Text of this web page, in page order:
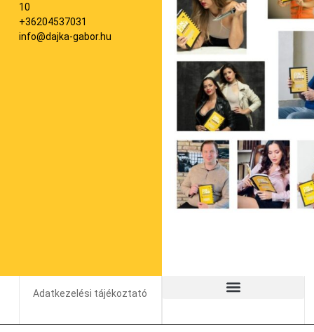
10
+36204537031
info@dajka-gabor.hu
Adatkezelési tájékoztató